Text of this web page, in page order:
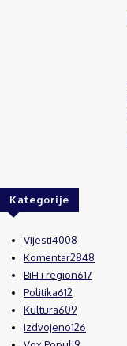
Kategorije
Vijesti4008
Komentar2848
BiH i region617
Politika612
Kultura609
Izdvojeno126